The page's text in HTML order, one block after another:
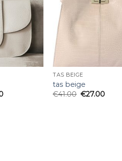
TAS BEIGE
tas beige
€41.00 €27.00